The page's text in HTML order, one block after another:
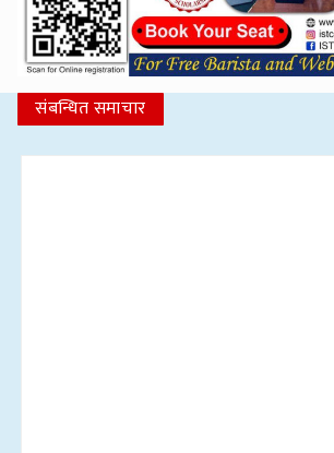
संबन्धित समाचार